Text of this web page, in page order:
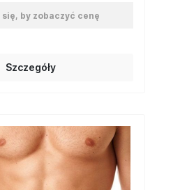
by zobaczyć cenę
Szczegóły